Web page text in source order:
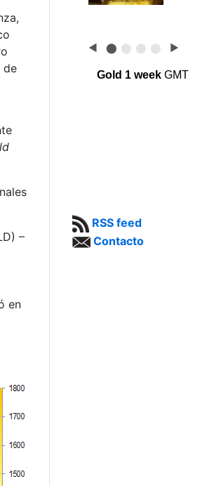
de
–
en
◀ ⬤ ⬤ ⬤ ⬤ ▶
Gold 1 weekGMT
RSS feed
Contacto